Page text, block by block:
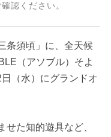
認ください。
条須頃」に、全天候
（アソブル）そよ
（水）にグランドオ
た知的遊具など、